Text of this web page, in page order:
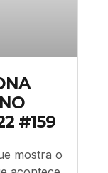
#159
mostra o